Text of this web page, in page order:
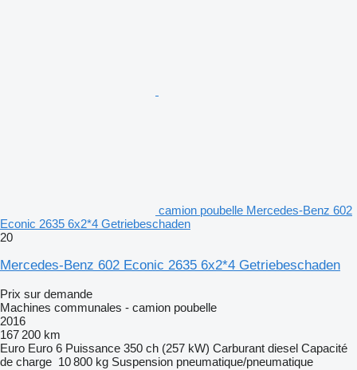
camion poubelle Mercedes-Benz 602
Econic 2635 6x2*4 Getriebeschaden
20
Mercedes-Benz 602 Econic 2635 6x2*4 Getriebeschaden
Prix sur demande
Machines communales - camion poubelle
2016
167 200 km
Euro Euro 6 Puissance 350 ch (257 kW) Carburant diesel Capacité
de charge 10 800 kg Suspension pneumatique/pneumatique